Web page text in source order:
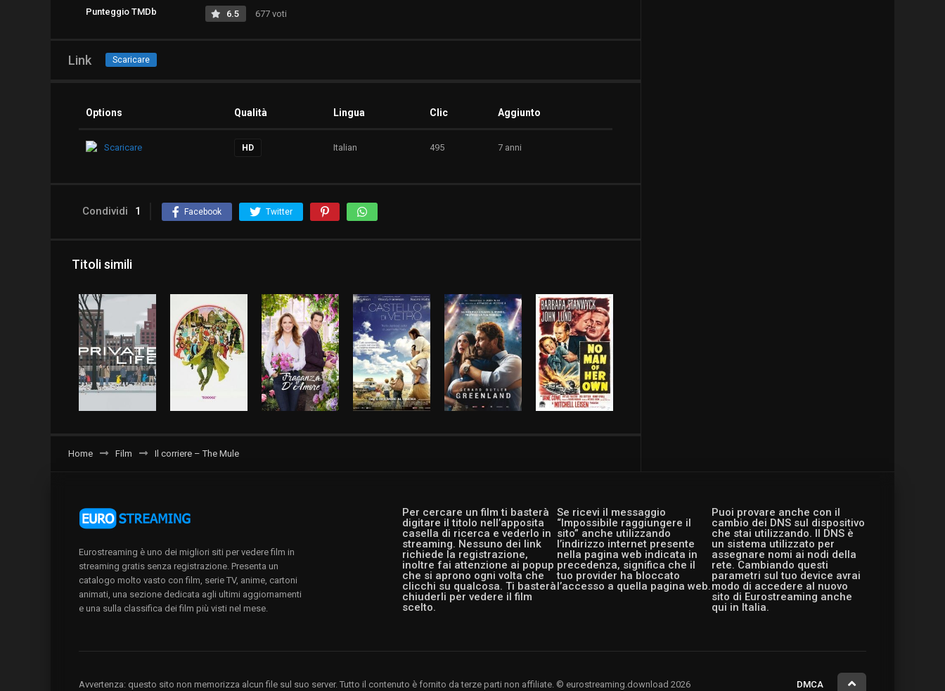
Punteggio TMDb 6.5 677 voti
Link Scaricare
Options Qualità Lingua Clic Aggiunto
Scaricare HD Italian 495 7 anni
Condividi 1 Facebook Twitter
Titoli simili
Home Film Il corriere – The Mule
Per cercare un film ti basterà
digitare il titolo nell’apposita
casella di ricerca e vederlo in
streaming. Nessuno dei link
richiede la registrazione,
inoltre fai attenzione ai popup
che si aprono ogni volta che
clicchi su qualcosa. Ti basterà
chiuderli per vedere il film
scelto.
Se ricevi il messaggio
“Impossibile raggiungere il
sito” anche utilizzando
l’indirizzo internet presente
nella pagina web indicata in
precedenza, significa che il
tuo provider ha bloccato
l’accesso a quella pagina web.
Puoi provare anche con il
cambio dei DNS sul dispositivo
che stai utilizzando. Il DNS è
un sistema utilizzato per
assegnare nomi ai nodi della
rete. Cambiando questi
parametri sul tuo device avrai
modo di accedere al nuovo
sito di Eurostreaming anche
qui in Italia.
Eurostreaming è uno dei migliori siti per vedere film in
streaming gratis senza registrazione. Presenta un
catalogo molto vasto con film, serie TV, anime, cartoni
animati, una sezione dedicata agli ultimi aggiornamenti
e una sulla classifica dei film più visti nel mese.
Avvertenza: questo sito non memorizza alcun file sul suo server. Tutto il contenuto è fornito da terze parti non affiliate. © eurostreaming.download 2026 DMCA